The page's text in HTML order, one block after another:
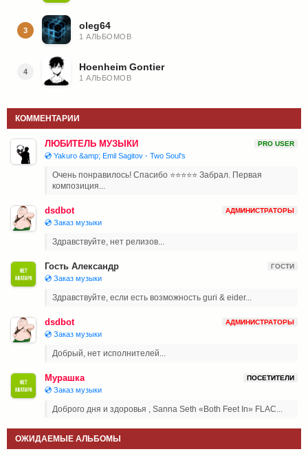
3 oleg64
1 АЛЬБОМОВ
4 Hoenheim Gontier
1 АЛЬБОМОВ
КОММЕНТАРИИ
ЛЮБИТЕЛЬ МУЗЫКИ PRO USER
💿 Yakuro &amp; Emil Sagitov - Two Soul's
Очень понравилось! Спасибо ⭐⭐⭐⭐⭐ Забрал. Первая
композиция...
dsdbot АДМИНИСТРАТОРЫ
💿 Заказ музыки
Здравствуйте, нет релизов...
Гость Александр ГОСТИ
💿 Заказ музыки
Здравствуйте, если есть возможность guri & eider...
dsdbot АДМИНИСТРАТОРЫ
💿 Заказ музыки
Добрый, нет исполнителей...
Мурашка ПОСЕТИТЕЛИ
💿 Заказ музыки
Доброго дня и здоровья , Sanna Seth «Both Feet In» FLAC...
ОЖИДАЕМЫЕ АЛЬБОМЫ